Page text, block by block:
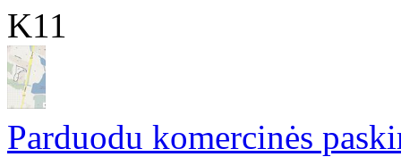
K11
Parduodu komercinės